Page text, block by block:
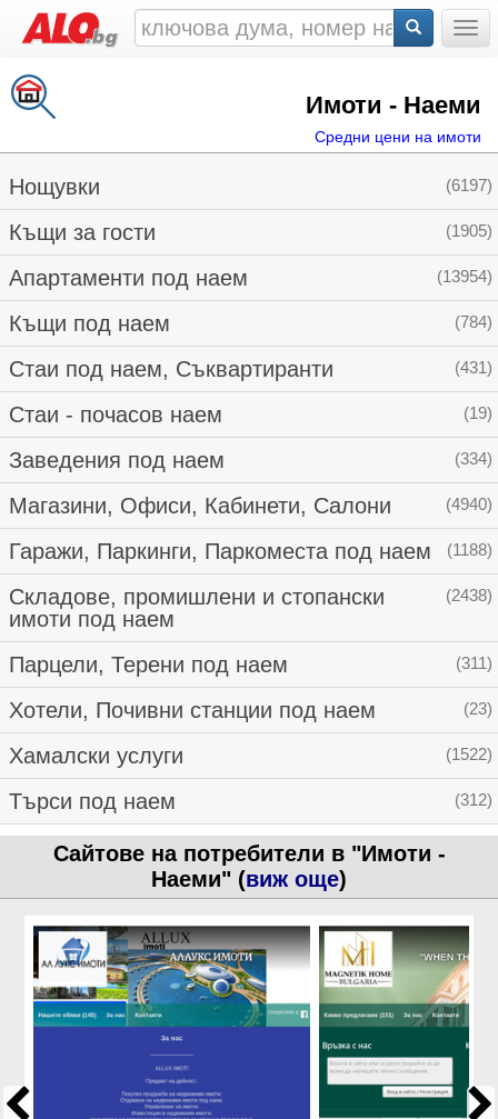
Имоти - Наеми
Средни цени на имоти
(6197)
Нощувки
(1905)
Къщи за гости
(13954)
Апартаменти под наем
(784)
Къщи под наем
(431)
Стаи под наем, Съквартиранти
(19)
Стаи - почасов наем
(334)
Заведения под наем
(4940)
Магазини, Офиси, Кабинети, Салони
(1188)
Гаражи, Паркинги, Паркоместа под наем
(2438)
Складове, промишлени и стопански
имоти под наем
(311)
Парцели, Терени под наем
(23)
Хотели, Почивни станции под наем
(1522)
Хамалски услуги
(312)
Търси под наем
Сайтове на потребители в "Имоти -
Наеми" (виж още)